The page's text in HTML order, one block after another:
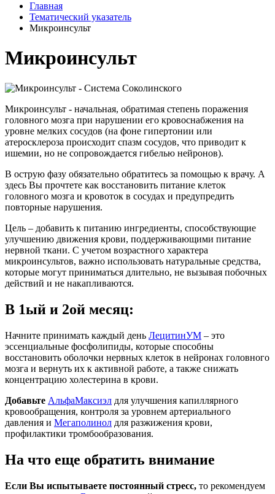
Главная
Тематический указатель
Микроинсульт
Микроинсульт
Микроинсульт - начальная, обратимая степень поражения
головного мозга при нарушении его кровоснабжения на
уровне мелких сосудов (на фоне гипертонии или
атеросклероза происходит спазм сосудов, что приводит к
ишемии, но не сопровождается гибелью нейронов).
В острую фазу обязательно обратитесь за помощью к врачу. А
здесь Вы прочтете как восстановить питание клеток
головного мозга и кровоток в сосудах и предупредить
повторные нарушения.
Цель – добавить к питанию ингредиенты, способствующие
улучшению движения крови, поддерживающими питание
нервной ткани. С учетом возрастного характера
микроинсультов, важно использовать натуральные средства,
которые могут приниматься длительно, не вызывая побочных
действий и не накапливаются.
В 1ый и 2ой месяц:
Начните принимать каждый день ЛецитинУМ – это
эссенциальные фосфолипиды, которые способны
восстановить оболочки нервных клеток в нейронах головного
мозга и вернуть их к активной работе, а также снижать
концентрацию холестерина в крови.
Добавьте АльфаМаксиэл для улучшения капиллярного
кровообращения, контроля за уровнем артериального
давления и Мегаполинол для разжижения крови,
профилактики тромбообразования.
На что еще обратить внимание
Если Вы испытываете постоянный стресс, то рекомендуем